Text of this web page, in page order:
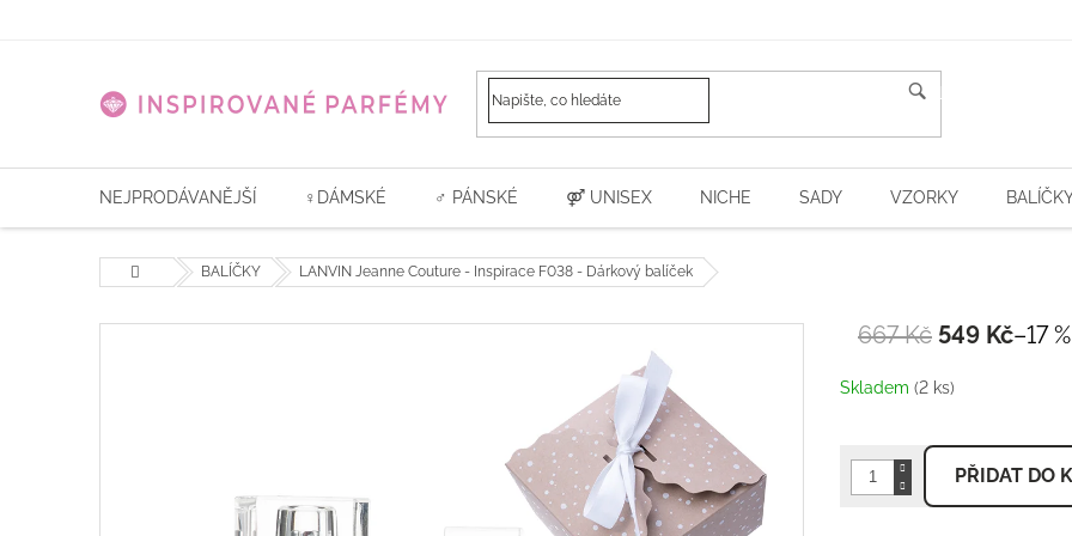
HLEDAT
NEJPRODÁVANĚJŠÍ ♀️DÁMSKÉ ♂ PÁNSKÉ ⚤ UNISEX NICHE SADY VZORKY
Domů BALÍČKY LANVIN Jeanne Couture - Inspirace F038 - Dárkový balíček
667 Kč –17 %
549 KčMěrná
Skladem (2 ks)
PŘIDAT DO